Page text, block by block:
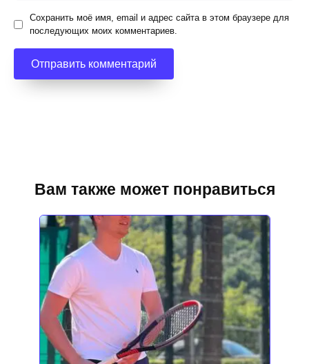
Сохранить моё имя, email и адрес сайта в этом браузере для
последующих моих комментариев.
Вам также может понравиться